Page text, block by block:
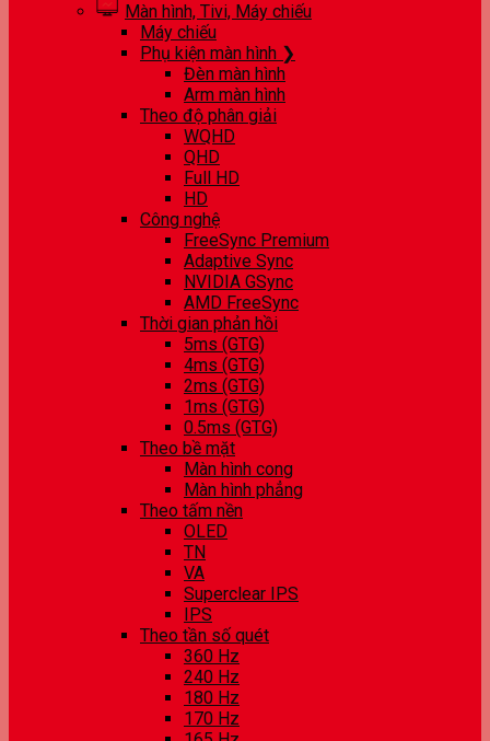
Màn hình, Tivi, Máy chiếu
Máy chiếu
Phụ kiện màn hình ❯
Đèn màn hình
Arm màn hình
Theo độ phân giải
WQHD
QHD
Full HD
HD
Công nghệ
FreeSync Premium
Adaptive Sync
NVIDIA GSync
AMD FreeSync
Thời gian phản hồi
5ms (GTG)
4ms (GTG)
2ms (GTG)
1ms (GTG)
0.5ms (GTG)
Theo bề mặt
Màn hình cong
Màn hình phẳng
Theo tấm nền
OLED
TN
VA
Superclear IPS
IPS
Theo tần số quét
360 Hz
240 Hz
180 Hz
170 Hz